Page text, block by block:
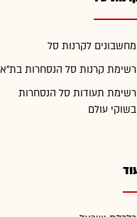
מחשבונים לקרנות סל
רשימת קרנות סל הנסחרות בת"א
רשימת תעודות סל הנסחרות
בשוקי עולם